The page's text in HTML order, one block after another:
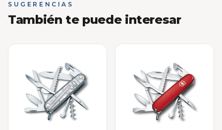
SUGERENCIAS
También te puede interesar